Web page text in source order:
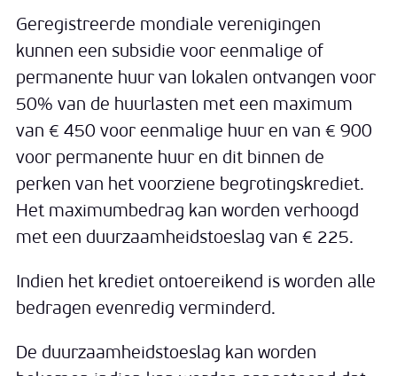
Geregistreerde mondiale verenigingen
kunnen een subsidie voor eenmalige of
permanente huur van lokalen ontvangen voor
50% van de huurlasten met een maximum
van € 450 voor eenmalige huur en van € 900
voor permanente huur en dit binnen de
perken van het voorziene begrotingskrediet.
Het maximumbedrag kan worden verhoogd
met een duurzaamheidstoeslag van € 225.
Indien het krediet ontoereikend is worden alle
bedragen evenredig verminderd.
De duurzaamheidstoeslag kan worden